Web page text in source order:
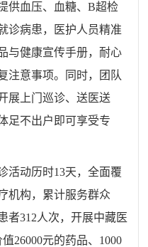
供血压、血糖、B超检
诊病患，医护人员精准
与健康宣传手册，耐心
注意事项。同时，团队
展上门巡诊、送医送
足不出户即可享受专
活动历时13天，全面覆
机构，累计服务群众
者312人次，开展中藏医
26000元的药品、1000